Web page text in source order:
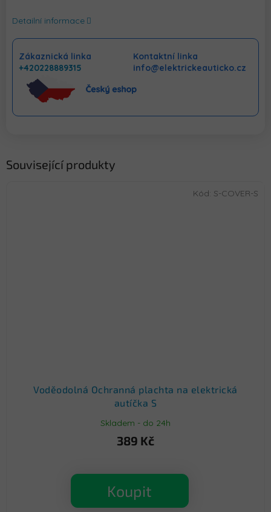
Detailní informace
Zákaznická linka
+420228889315
Kontaktní linka
info@elektrickeauticko.cz
Související produkty
Voděodolná Ochranná plachta na elektrická
autíčka S
Skladem - do 24h
389 Kč
Koupit
Kód: S-COVER-S